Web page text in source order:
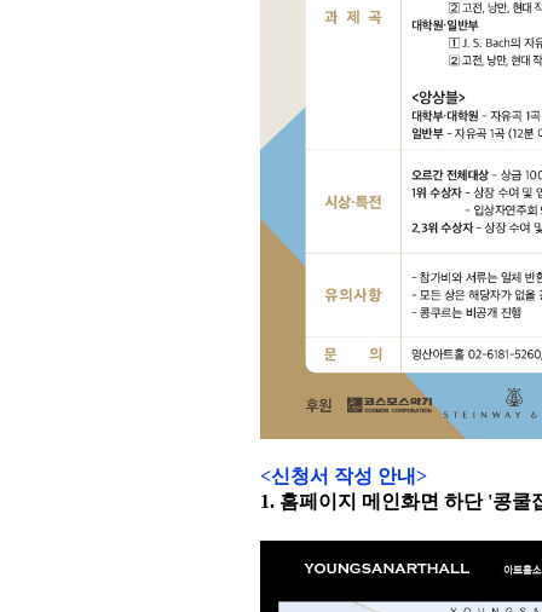
<신청서 작성 안내>
1. 홈페이지 메인화면 하단 '콩